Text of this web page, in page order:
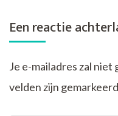
Een reactie
Je e-mailadres zal
velden zijn